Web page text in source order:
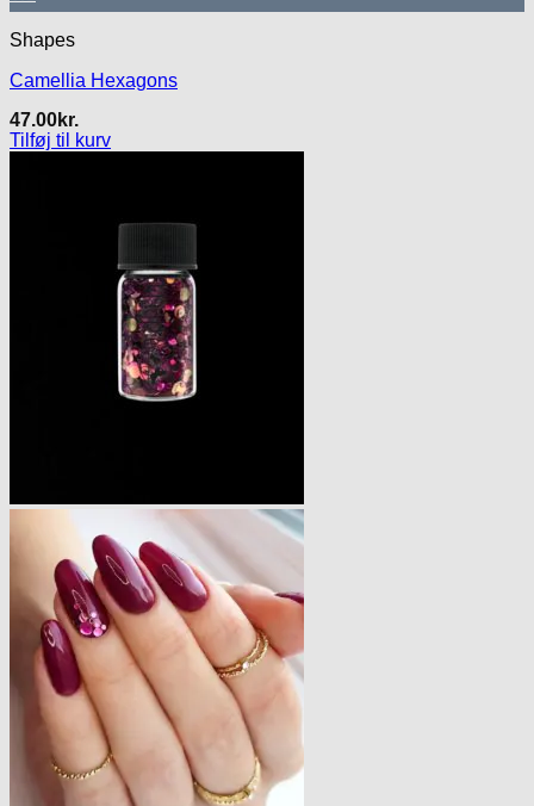
Shapes
Camellia Hexagons
47.00kr.
Tilføj til kurv